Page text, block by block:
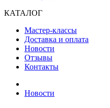
КАТАЛОГ
Мастер-классы
Доставка и оплата
Новости
Отзывы
Контакты
Новости